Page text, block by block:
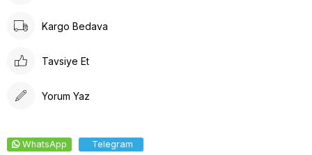
Kargo Bedava
Tavsiye Et
Yorum Yaz
WhatsApp Telegram